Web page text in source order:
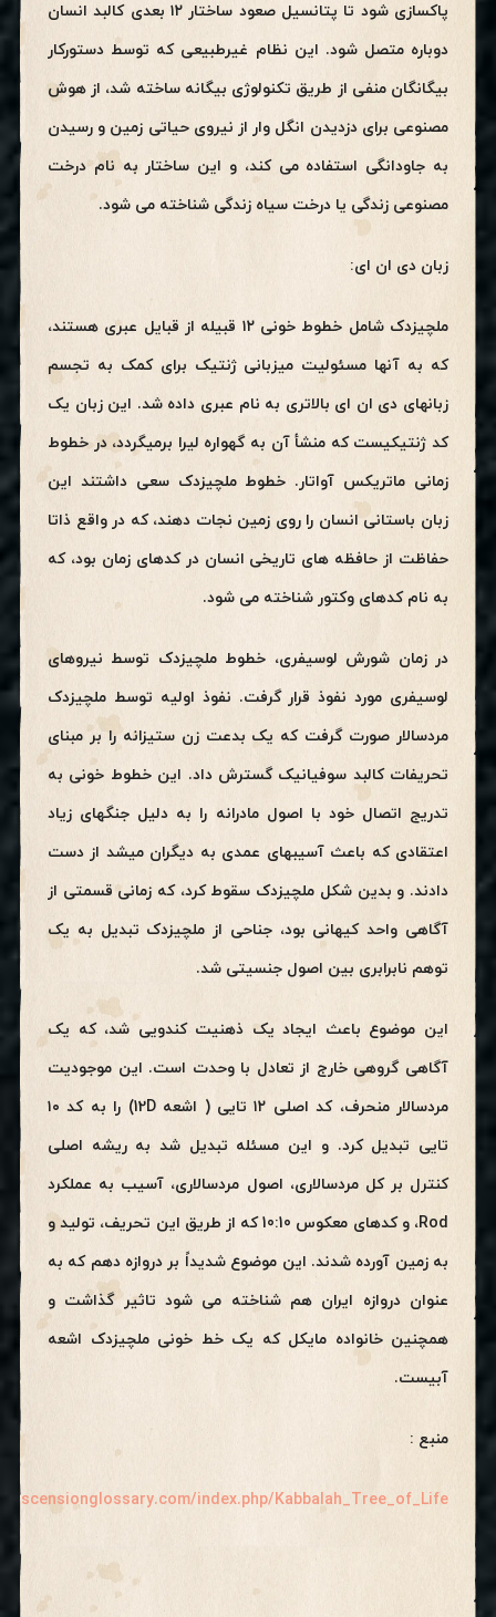
پاکسازی شود تا پتانسیل صعود ساختار ۱۲ بعدی کالبد انسان
دوباره متصل شود. این نظام غیرطبیعی که توسط دستورکار
بیگانگان منفی از طریق تکنولوژی بیگانه ساخته شد، از هوش
مصنوعی برای دزدیدن انگل وار از نیروی حیاتی زمین و رسیدن
به جاودانگی استفاده می کند، و این ساختار به نام درخت
مصنوعی زندگی یا درخت سیاه زندگی شناخته می شود.
زبان دی ان ای:
ملچیزدک شامل خطوط خونی ۱۲ قبیله از قبایل عبری هستند،
که به آنها مسئولیت میزبانی ژنتیک برای کمک به تجسم
زبانهای دی ان ای بالاتری به نام عبری داده شد. این زبان یک
کد ژنتیکیست که منشأ آن به گهواره لیرا برمیگردد، در خطوط
زمانی ماتریکس آواتار. خطوط ملچیزدک سعی داشتند این
زبان باستانی انسان را روی زمین نجات دهند، که در واقع ذاتا
حفاظت از حافظه های تاریخی انسان در کدهای زمان بود، که
به نام کدهای وکتور شناخته می شود.
در زمان شورش لوسیفری، خطوط ملچیزدک توسط نیروهای
لوسیفری مورد نفوذ قرار گرفت. نفوذ اولیه توسط ملچیزدک
مردسالار صورت گرفت که یک بدعت زن ستیزانه را بر مبنای
تحریفات کالبد سوفیانیک گسترش داد. این خطوط خونی به
تدریج اتصال خود با اصول مادرانه را به دلیل جنگهای زیاد
اعتقادی که باعث آسیبهای عمدی به دیگران میشد از دست
دادند. و بدین شکل ملچیزدک سقوط کرد، که زمانی قسمتی از
آگاهی واحد کیهانی بود، جناحی از ملچیزدک تبدیل به یک
توهم نابرابری بین اصول جنسیتی شد.
این موضوع باعث ایجاد یک ذهنیت کندویی شد، که یک
آگاهی گروهی خارج از تعادل با وحدت است. این موجودیت
مردسالار منحرف، کد اصلی ۱۲ تایی ( اشعه 12D) را به کد ۱۰
تایی تبدیل کرد. و این مسئله تبدیل شد به ریشه اصلی
کنترل بر کل مردسالاری، اصول مردسالاری، آسیب به عملکرد
Rod، و کدهای معکوس 10:10 که از طریق این تحریف، تولید و
به زمین آورده شدند. این موضوع شدیداً بر دروازه دهم که به
عنوان دروازه ایران هم شناخته می شود تاثیر گذاشت و
همچنین خانواده مایکل که یک خط خونی ملچیزدک اشعه
آبیست.
منبع :
ascensionglossary.com/index.php/Kabbalah_Tree_of_Life